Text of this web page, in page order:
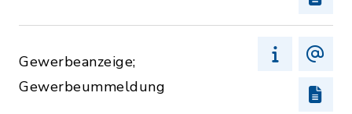
Gewerbeanzeige;
Gewerbeummeldung